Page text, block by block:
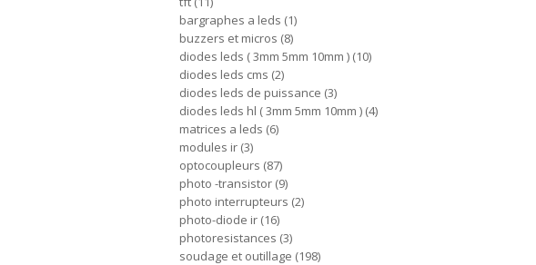
bargraphes a leds 1
buzzers et micros 8
diodes leds ( 3mm 5mm 10mm ) 10
diodes leds cms 2
diodes leds de puissance 3
diodes leds hl ( 3mm 5mm 10mm ) 4
matrices a leds 6
modules ir 3
optocoupleurs 87
photo -transistor 9
photo interrupteurs 2
photo-diode ir 16
photoresistances 3
soudage et outillage 198